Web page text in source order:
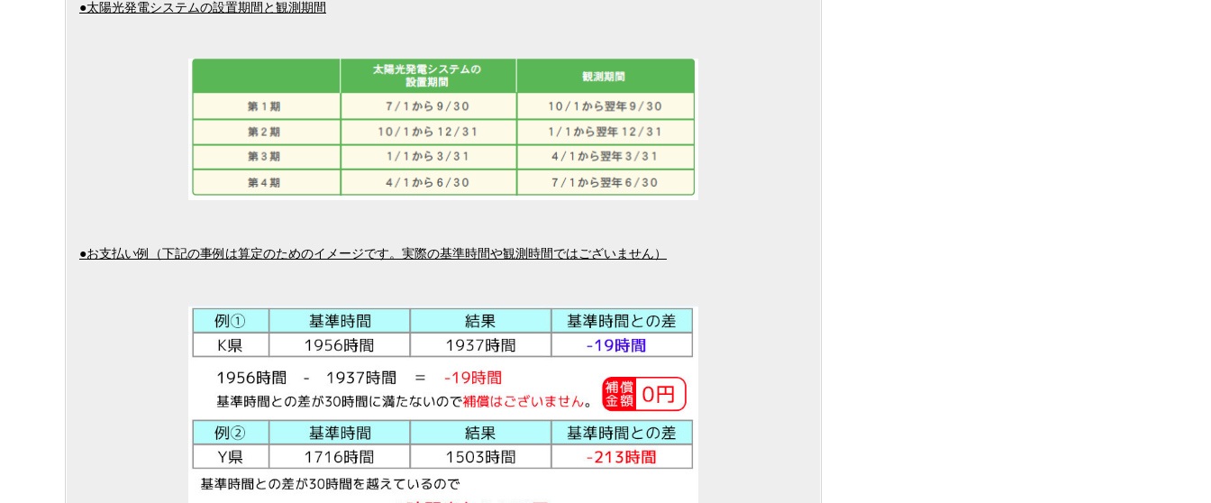
●太陽光発電システムの設置期間と観測期間
●お支払い例（下記の事例は算定のためのイメージです。実際の基準時間や観測時間ではございません）